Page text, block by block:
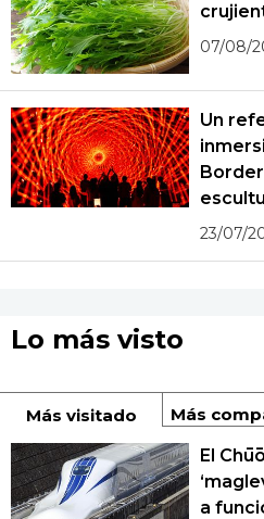
07/08/
Un
23/07/
Lo más visto
Más visitado Más
El
a